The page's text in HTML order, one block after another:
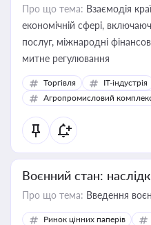
Про що тема: Взаємодія
економічній сфері,
послуг, міжнародні
митне регулювання
Торгівля
IT-індустрія
Агропромисловий
Воєнний стан:
Про що тема: Введення
Ринок цінних паперів